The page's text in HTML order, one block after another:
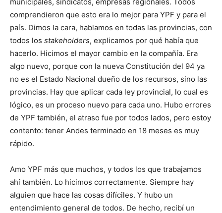
comprendieron que esto era lo mejor para YPF y para el
país. Dimos la cara, hablamos en todas las provincias, con
todos los stakeholders, explicamos por qué había que
hacerlo. Hicimos el mayor cambio en la compañía. Era
algo nuevo, porque con la nueva Constitución del 94 ya
no es el Estado Nacional dueño de los recursos, sino las
provincias. Hay que aplicar cada ley provincial, lo cual es
lógico, es un proceso nuevo para cada uno. Hubo errores
de YPF también, el atraso fue por todos lados, pero estoy
contento: tener Andes terminado en 18 meses es muy
rápido.
Amo YPF más que muchos, y todos los que trabajamos
ahí también. Lo hicimos correctamente. Siempre hay
alguien que hace las cosas difíciles. Y hubo un
entendimiento general de todos. De hecho, recibí un